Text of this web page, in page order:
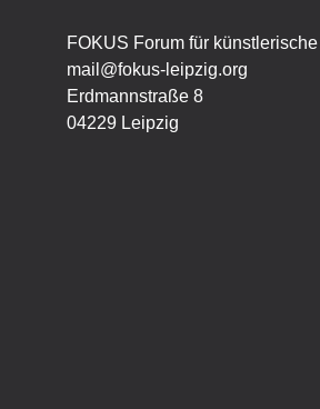
FOKUS Forum für
mail@fokus-leipzig.org
Erdmannstraße 8
04229 Leipzig